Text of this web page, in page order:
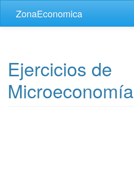
ZonaEconomica
Ejercicios de
Microeconomía